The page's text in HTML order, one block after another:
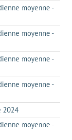
moyenne -
moyenne -
moyenne -
moyenne -
2024
moyenne -